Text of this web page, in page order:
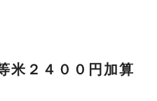
米２４００円加算